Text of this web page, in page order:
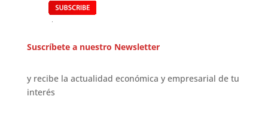
Suscríbete a nuestro Newsletter
y recibe la actualidad económica y empresarial de tu
interés